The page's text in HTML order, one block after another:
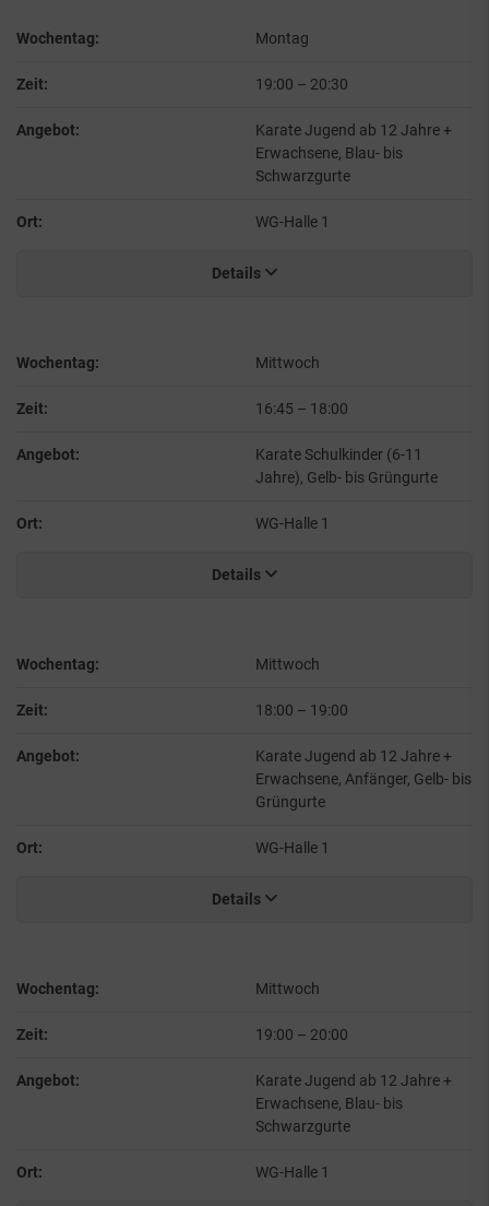
Wochentag: Montag
Zeit: 19:00 – 20:30
Angebot:
Karate Jugend ab 12 Jahre +
Erwachsene, Blau- bis
Schwarzgurte
Ort: WG-Halle 1
Details
Wochentag: Mittwoch
Zeit: 16:45 – 18:00
Angebot:
Karate Schulkinder (6-11
Jahre), Gelb- bis Grüngurte
Ort: WG-Halle 1
Details
Wochentag: Mittwoch
Zeit: 18:00 – 19:00
Angebot:
Karate Jugend ab 12 Jahre +
Erwachsene, Anfänger, Gelb- bis
Grüngurte
Ort: WG-Halle 1
Details
Wochentag: Mittwoch
Zeit: 19:00 – 20:00
Angebot:
Karate Jugend ab 12 Jahre +
Erwachsene, Blau- bis
Schwarzgurte
Ort: WG-Halle 1